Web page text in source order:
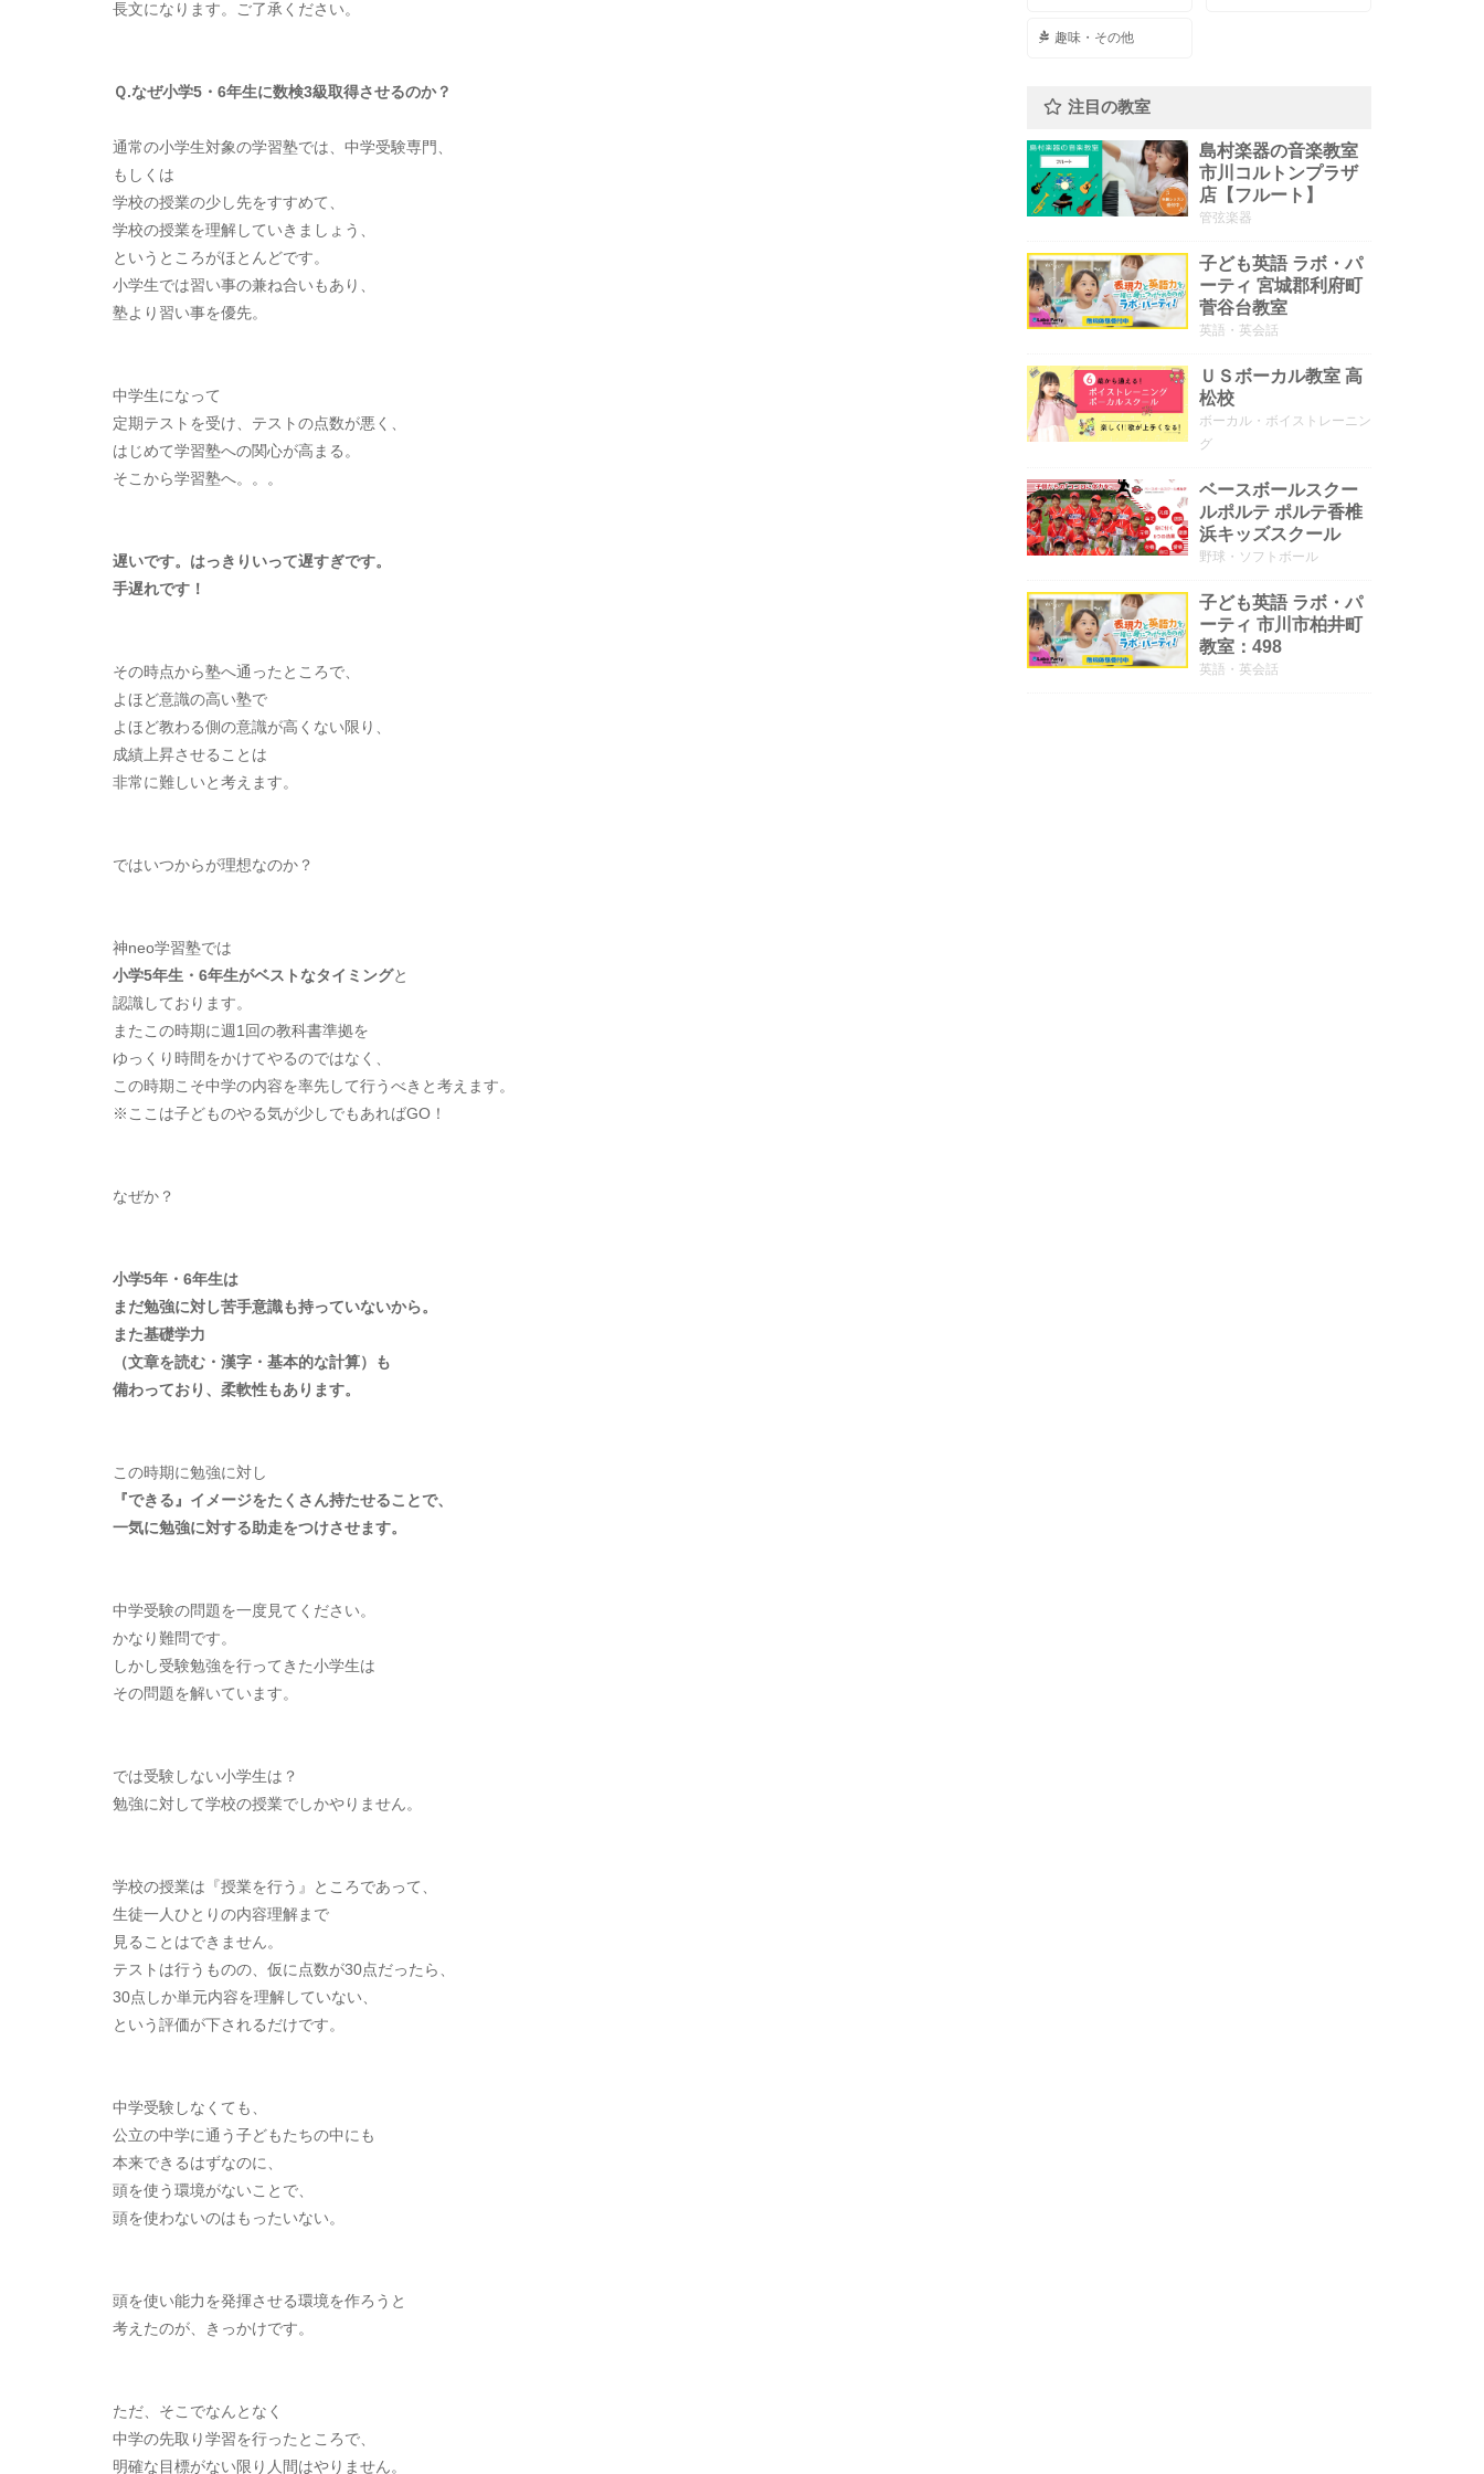
長文になります。ご了承ください。
Ｑ.なぜ小学5・6年生に数検3級取得させるのか？
通常の小学生対象の学習塾では、中学受験専門、
もしくは
学校の授業の少し先をすすめて、
学校の授業を理解していきましょう、
というところがほとんどです。
小学生では習い事の兼ね合いもあり、
塾より習い事を優先。
中学生になって
定期テストを受け、テストの点数が悪く、
はじめて学習塾への関心が高まる。
そこから学習塾へ。。。
遅いです。はっきりいって遅すぎです。
手遅れです！
その時点から塾へ通ったところで、
よほど意識の高い塾で
よほど教わる側の意識が高くない限り、
成績上昇させることは
非常に難しいと考えます。
ではいつからが理想なのか？
神neo学習塾では
小学5年生・6年生がベストなタイミングと
認識しております。
またこの時期に週1回の教科書準拠を
ゆっくり時間をかけてやるのではなく、
この時期こそ中学の内容を率先して行うべきと考えます。
※ここは子どものやる気が少しでもあればGO！
なぜか？
小学5年・6年生は
まだ勉強に対し苦手意識も持っていないから。
また基礎学力
（文章を読む・漢字・基本的な計算）も
備わっており、柔軟性もあります。
この時期に勉強に対し
『できる』イメージをたくさん持たせることで、
一気に勉強に対する助走をつけさせます。
中学受験の問題を一度見てください。
かなり難問です。
しかし受験勉強を行ってきた小学生は
その問題を解いています。
では受験しない小学生は？
勉強に対して学校の授業でしかやりません。
学校の授業は『授業を行う』ところであって、
生徒一人ひとりの内容理解まで
見ることはできません。
テストは行うものの、仮に点数が30点だったら、
30点しか単元内容を理解していない、
という評価が下されるだけです。
中学受験しなくても、
公立の中学に通う子どもたちの中にも
本来できるはずなのに、
頭を使う環境がないことで、
頭を使わないのはもったいない。
頭を使い能力を発揮させる環境を作ろうと
考えたのが、きっかけです。
ただ、そこでなんとなく
中学の先取り学習を行ったところで、
明確な目標がない限り人間はやりません。
趣味・その他
注目の教室
島村楽器の音楽教室
市川コルトンプラザ
店【フルート】
管弦楽器
子ども英語 ラボ・パ
ーティ 宮城郡利府町
菅谷台教室
英語・英会話
ＵＳボーカル教室 高
松校
ボーカル・ボイストレーニン
グ
ベースボールスクー
ルポルテ ポルテ香椎
浜キッズスクール
野球・ソフトボール
子ども英語 ラボ・パ
ーティ 市川市柏井町
教室：498
英語・英会話